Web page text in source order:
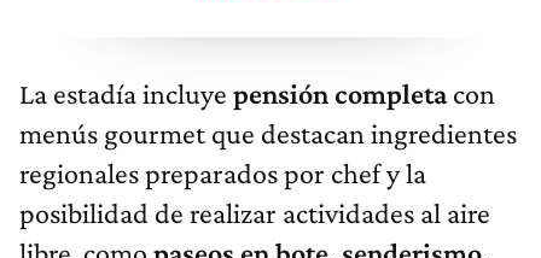
La estadía incluye pensióncompletacon
menús gourmet que destacan ingredientes
regionales preparados por chef y la
posibilidad de realizar actividades al aire